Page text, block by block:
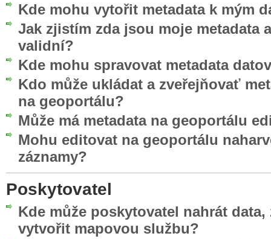
Kde mohu vytořit metadata k mým
Jak zjistím zda jsou moje metadata
validní?
Kde mohu spravovat metadata
Kdo může ukládat a zveřejňovať
na geoportálu?
Může má metadata na geoportálu
Mohu editovat na geoportálu
záznamy?
Poskytovatel
Kde může poskytovatel nahrát data,
vytvořit mapovou službu?